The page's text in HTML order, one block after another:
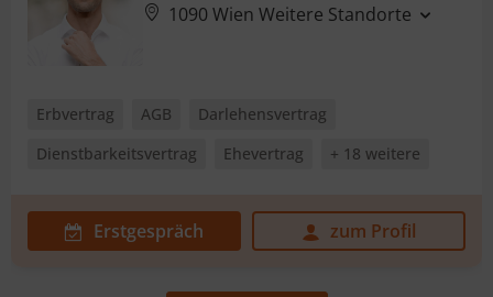
1090 Wien Weitere Standorte
Erbvertrag AGB
Darlehensvertrag
Dienstbarkeitsvertrag
Ehevertrag + 18 weitere
Erstgespräch zum Profil